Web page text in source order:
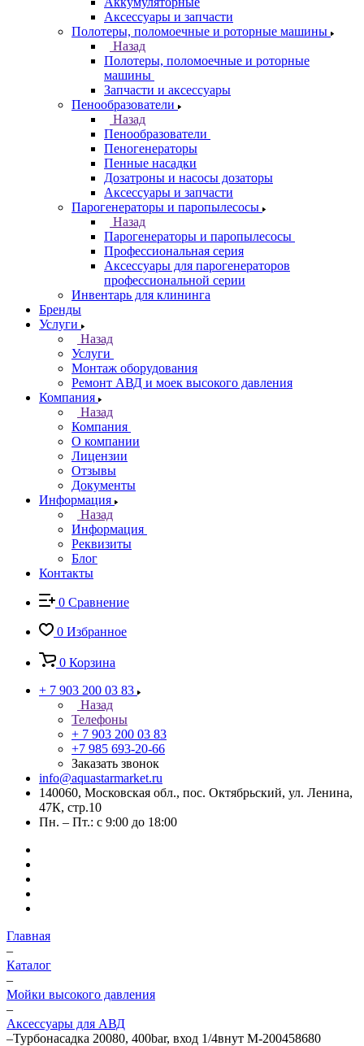
Аксессуары и запчасти
Полотеры, поломоечные и роторные машины
Назад
Полотеры, поломоечные и роторные
машины
Запчасти и аксессуары
Пенообразователи
Назад
Пенообразователи
Пеногенераторы
Пенные насадки
Дозатроны и насосы дозаторы
Аксессуары и запчасти
Парогенераторы и паропылесосы
Назад
Парогенераторы и паропылесосы
Профессиональная серия
Аксессуары для парогенераторов
профессиональной серии
Инвентарь для клининга
Бренды
Услуги
Назад
Услуги
Монтаж оборудования
Ремонт АВД и моек высокого давления
Компания
Назад
Компания
О компании
Лицензии
Отзывы
Документы
Информация
Назад
Информация
Реквизиты
Блог
Контакты
0 Сравнение
0 Избранное
0 Корзина
+ 7 903 200 03 83
Назад
Телефоны
+ 7 903 200 03 83
+7 985 693-20-66
Заказать звонок
info@aquastarmarket.ru
140060, Московская обл., пос. Октябрьский, ул. Ленина,
47К, стр.10
Пн. – Пт.: с 9:00 до 18:00
Главная
–
Каталог
–
Мойки высокого давления
–
Аксессуары для АВД
–Турбонасадка 20080, 400bar, вход 1/4внут M-200458680